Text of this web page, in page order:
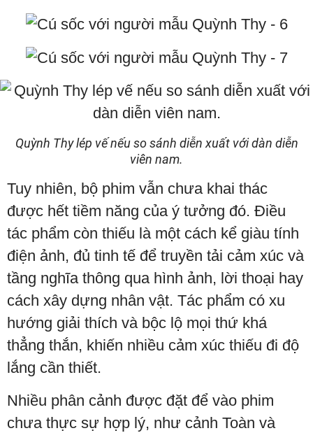
Quỳnh Thy lép vế nếu so sánh diễn xuất với dàn diễn
viên nam.
Tuy nhiên, bộ phim vẫn chưa khai thác
được hết tiềm năng của ý tưởng đó. Điều
tác phẩm còn thiếu là một cách kể giàu tính
điện ảnh, đủ tinh tế để truyền tải cảm xúc và
tầng nghĩa thông qua hình ảnh, lời thoại hay
cách xây dựng nhân vật. Tác phẩm có xu
hướng giải thích và bộc lộ mọi thứ khá
thẳng thắn, khiến nhiều cảm xúc thiếu đi độ
lắng cần thiết.
Nhiều phân cảnh được đặt để vào phim
chưa thực sự hợp lý, như cảnh Toàn và